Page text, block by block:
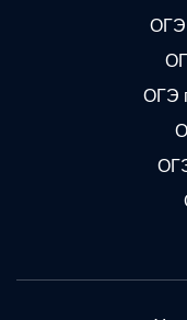
ОГЭ
ОГЭ